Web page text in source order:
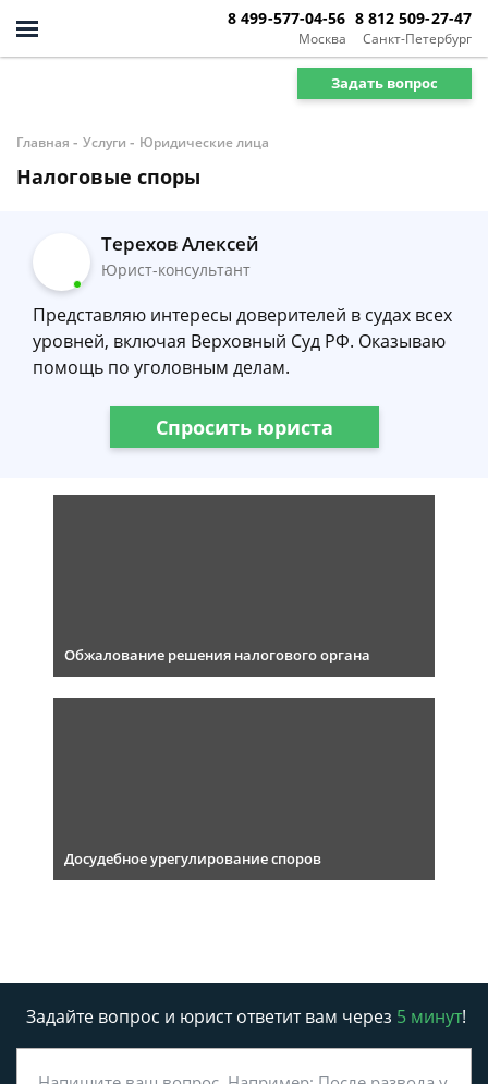
Москва
8 499-577-04-56
Санкт-Петербург
8 812 509-27-47
Задать вопрос
Главная - Услуги - Юридические лица
Налоговые споры
Терехов Алексей
Юрист-консультант
Представляю интересы доверителей в судах всех
уровней, включая Верховный Суд РФ. Оказываю
помощь по уголовным делам.
Спросить юриста
Обжалование решения налогового органа
Досудебное урегулирование споров
Задайте вопрос и юрист ответит вам через 5 минут!